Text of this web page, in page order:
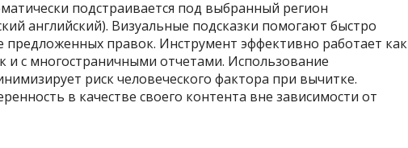
подстраивается под выбранный регион
английский). Визуальные подсказки помогают быстро
предложенных правок. Инструмент эффективно работает как
и с многостраничными отчетами. Использование
риск человеческого фактора при вычитке.
в качестве своего контента вне зависимости от